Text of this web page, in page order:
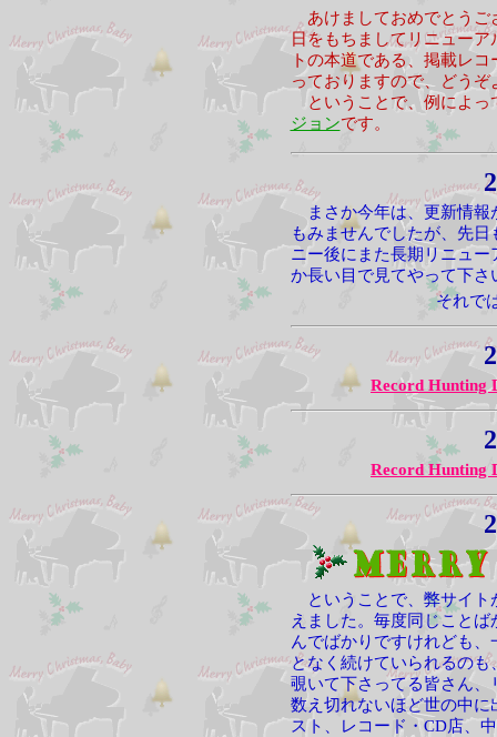
あけましておめでとう
日をもちましてリニュー
トの本道である、掲載レ
っておりますので、どう
ということで、例によっ
ジョンです。
まさか今年は、更新情報
もみませんでしたが、先
ニー後にまた長期リニュ
か長い目で見てやって下さ
それで
Record Hunting
Record Hunting
ということで、弊サイト
えました。毎度同じこと
んでばかりですけれども
となく続けていられるの
覗いて下さってる皆さん
数え切れないほど世の中
スト、レコード・CD店、